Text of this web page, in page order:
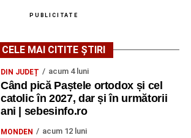
PUBLICITATE
CELE MAI CITITE ȘTIRI
DIN JUDEȚ acum 4 luni
Când pică Paștele ortodox și cel
catolic în 2027, dar și în următorii
ani | sebesinfo.ro
MONDEN acum 12 luni